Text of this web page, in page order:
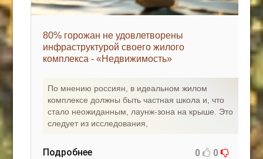
80% горожан не удовлетворены
инфраструктурой своего жилого
комплекса - «Недвижимость»
По мнению россиян, в идеальном жилом
комплексе должны быть частная школа и, что
стало неожиданным, лаунж-зона на крыше. Это
следует из исследования,
Подробнее 0 0